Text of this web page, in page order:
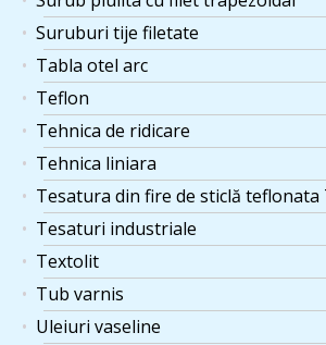
Suruburi tije filetate
Tabla otel arc
Teflon
Tehnica de ridicare
Tehnica liniara
Tesatura din fire de sticlă teflonata
Tesaturi industriale
Textolit
Tub varnis
Uleiuri vaseline